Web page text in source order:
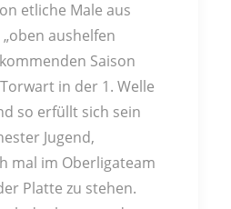
etliche Male aus
aushelfen
Saison
in der 1. Welle
so erfüllt sich sein
Jugend,
mal im Oberligateam
Platte zu stehen.